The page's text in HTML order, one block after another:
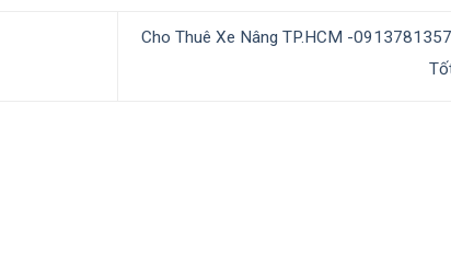
Cho Thuê Xe Nâng TP.HCM -